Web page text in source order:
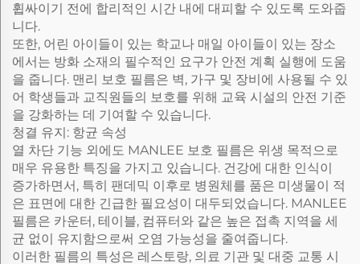
휩싸이기 전에 합리적인 시간 내에 대피할 수 있도록 도와줍
니다.
또한, 어린 아이들이 있는 학교나 매일 아이들이 있는 장소
에서는 방화 소재의 필수적인 요구가 안전 계획 실행에 도움
을 줍니다. 맨리 보호 필름은 벽, 가구 및 장비에 사용될 수 있
어 학생들과 교직원들의 보호를 위해 교육 시설의 안전 기준
을 강화하는 데 기여할 수 있습니다.
청결 유지: 항균 속성
열 차단 기능 외에도 MANLEE 보호 필름은 위생 목적으로
매우 유용한 특징을 가지고 있습니다. 건강에 대한 인식이
증가하면서, 특히 팬데믹 이후로 병원체를 품은 미생물이 적
은 표면에 대한 긴급한 필요성이 대두되었습니다. MANLEE
필름은 카운터, 테이블, 컴퓨터와 같은 높은 접촉 지역을 세
균 없이 유지함으로써 오염 가능성을 줄여줍니다.
이러한 필름의 특성은 레스토랑, 의료 기관 및 대중 교통 시